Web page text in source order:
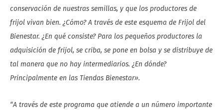
conservación de nuestras semillas, y que los productores de
frijol vivan bien. ¿Cómo? A través de este esquema de Frijol del
Bienestar. ¿En qué consiste? Para los pequeños productores la
adquisición de frijol, se criba, se pone en bolsa y se distribuye de
tal manera que no hay intermediarios. ¿En dónde?
Principalmente en las Tiendas Bienestar».
“A través de este programa que atiende a un número importante